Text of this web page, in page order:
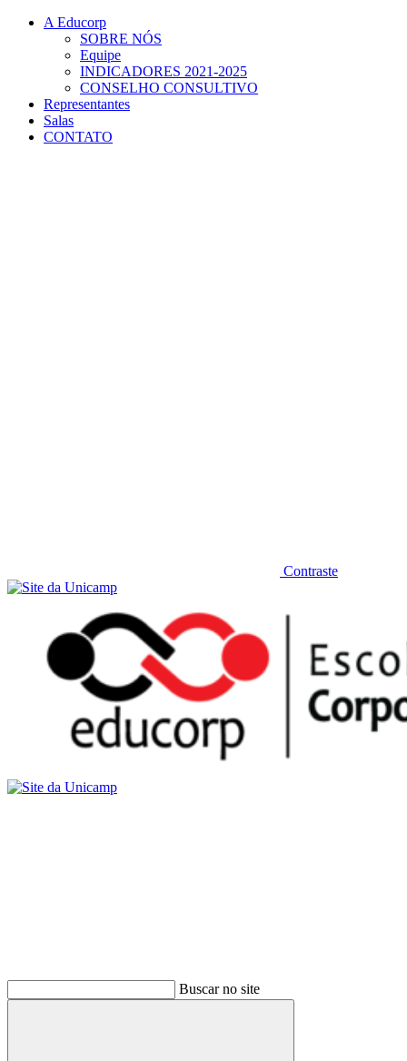
Conteúdo principal
A Educorp
SOBRE NÓS
Equipe
INDICADORES 2021-2025
CONSELHO CONSULTIVO
Representantes
Salas
CONTATO
Contraste
Buscar no site